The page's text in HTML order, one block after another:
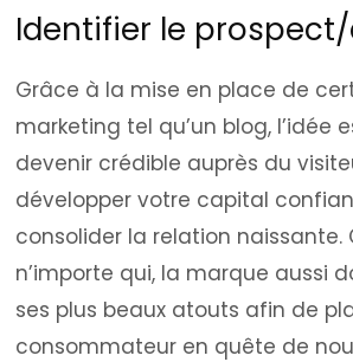
Identifier le
Grâce à la mise en place de
marketing tel qu’un blog, l’idée
devenir crédible auprès du
développer votre capital
consolider la relation naissante.
n’importe qui, la marque aussi
ses plus beaux atouts afin de
consommateur en quête de